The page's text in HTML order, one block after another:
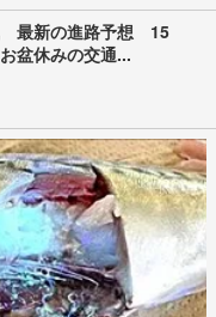
最新の進路予想 15
盆休みの交通...